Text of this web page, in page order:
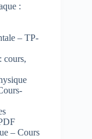
:
– TP-
cours,
– Cours